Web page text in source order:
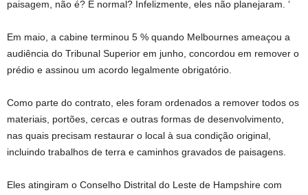
paisagem, não é? É normal? Infelizmente, eles não planejaram. ‘
Em maio, a cabine terminou 5 % quando Melbournes ameaçou a
audiência do Tribunal Superior em junho, concordou em remover o
prédio e assinou um acordo legalmente obrigatório.
Como parte do contrato, eles foram ordenados a remover todos os
materiais, portões, cercas e outras formas de desenvolvimento,
nas quais precisam restaurar o local à sua condição original,
incluindo trabalhos de terra e caminhos gravados de paisagens.
Eles atingiram o Conselho Distrital do Leste de Hampshire com